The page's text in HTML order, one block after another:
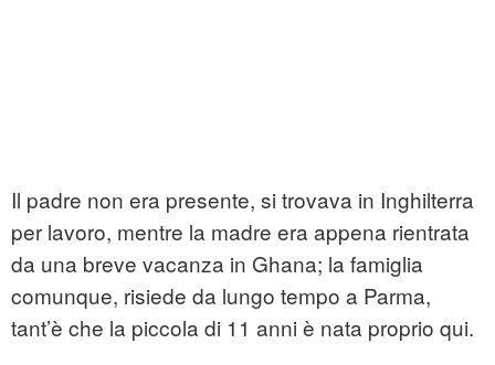
Il padre non era presente, si trovava in Inghilterra
per lavoro, mentre la madre era appena rientrata
da una breve vacanza in Ghana; la famiglia
comunque, risiede da lungo tempo a Parma,
tant’è che la piccola di 11 anni è nata proprio qui.